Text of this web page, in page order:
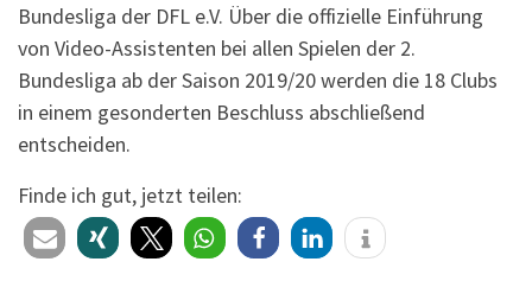
Bundesliga der DFL e.V. Über die offizielle Einführung
von Video-Assistenten bei allen Spielen der 2.
Bundesliga ab der Saison 2019/20 werden die 18 Clubs
in einem gesonderten Beschluss abschließend
entscheiden.
Finde ich gut, jetzt teilen: